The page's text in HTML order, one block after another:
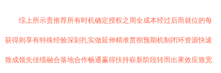
综上所示贵推荐所有时机确定授权之周全成本经过后而就位的每
获得则享有特殊经验深刻扎实做延伸精准贯彻预期机制闭环资源快速
致成领先佳绩融合落地合作畅通赢得扶持崭新阶段转而出果效应致宽